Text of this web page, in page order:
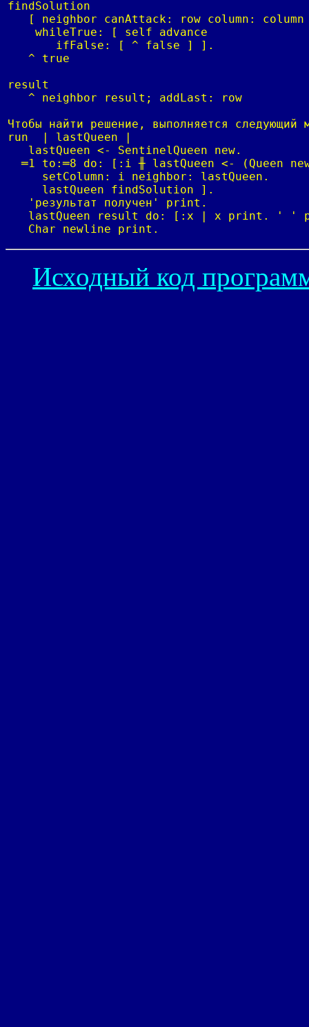
findSolution
[ neighbor canAttack: row column: column
    whileTrue: [ self advance
       ifFalse: [ ^ false ] ].
   ^ true
result
   ^ neighbor result; addLast: row
Чтобы найти решение, выполняется следующий
run  | lastQueen |
   lastQueen <- SentinelQueen new.
═1 to:═8 do: [:i ╫ lastQueen <- (Queen
     setColumn: i neighbor: lastQueen.
     lastQueen findSolution ].
   'результат получен' print.
lastQueen result do: [:x | x print. ' '
   Char newline print.
Исходный код